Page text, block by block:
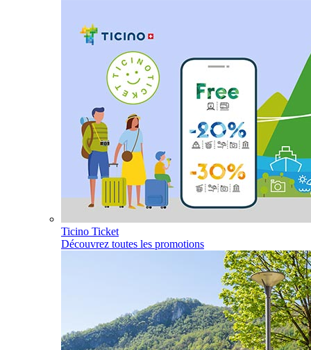
Ticino Ticket
Découvrez toutes les promotions